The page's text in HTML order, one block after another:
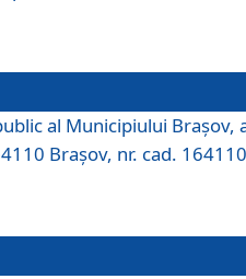
al Municipiului Braşov,
Brașov, nr. cad.